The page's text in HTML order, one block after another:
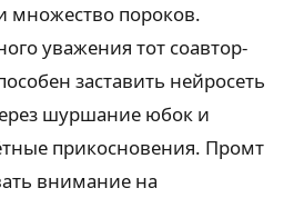
множество пороков.
уважения тот соавтор-
заставить нейросеть
шуршание юбок и
прикосновения. Промт
внимание на